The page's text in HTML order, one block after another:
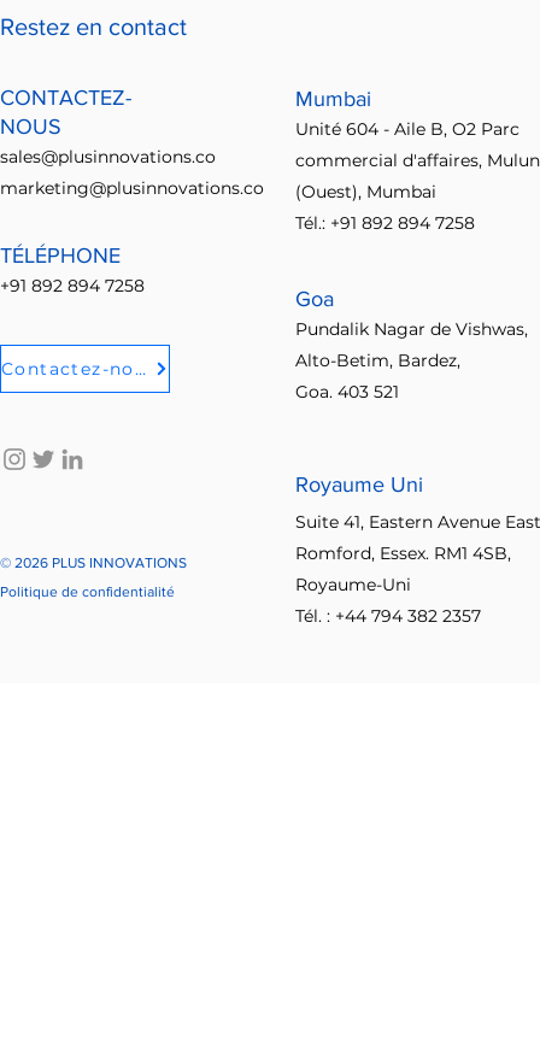
Restez en contact
CONTACTEZ-
NOUS
sales@plusinnovations.co
marketing@plusinnovations.co
TÉLÉPHONE
+91 892 894 7258
Contactez-nous
© 2026 PLUS INNOVATIONS
Politique de confidentialité
Mumbai
Unité 604 - Aile B, O2 Parc
commercial d'affaires,
(Ouest), Mumbai
Tél.: +91 892 894 7258
Goa
Pundalik Nagar de Vishwas,
Alto-Betim, Bardez,
Goa. 403 521
Royaume Uni
Suite 41, Eastern Avenue
Romford, Essex. RM1 4SB,
Royaume-Uni
Tél. : +44 794 382 2357